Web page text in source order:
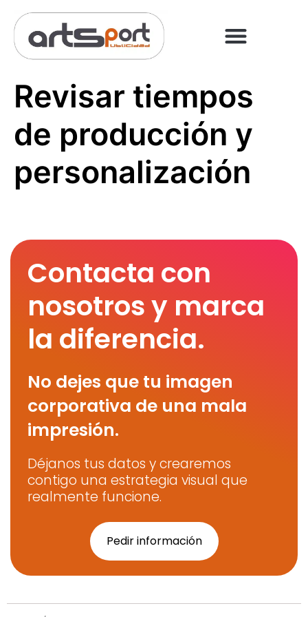
Revisar tiempos
de producción y
personalización
Contacta con
nosotros y marca
la diferencia.
No dejes que tu imagen
corporativa de una mala
impresión.
Déjanos tus datos y crearemos
contigo una estrategia visual que
realmente funcione.
Pedir información